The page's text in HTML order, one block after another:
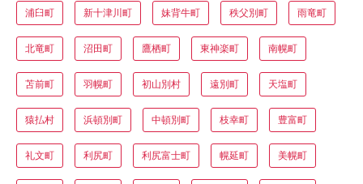
浦臼町 新十津川町 妹背牛町 秩父別町 雨竜町
北竜町 沼田町 鷹栖町 東神楽町 南幌町
苫前町 羽幌町 初山別村 遠別町 天塩町
猿払村 浜頓別町 中頓別町 枝幸町 豊富町
礼文町 利尻町 利尻富士町 幌延町 美幌町